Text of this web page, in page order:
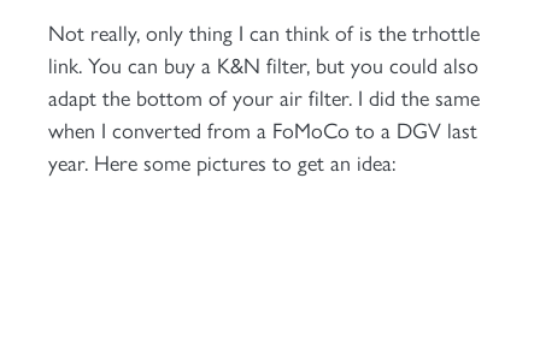
Not really, only thing I can think of is the trhottle
link. You can buy a K&N filter, but you could also
adapt the bottom of your air filter. I did the same
when I converted from a FoMoCo to a DGV last
year. Here some pictures to get an idea: